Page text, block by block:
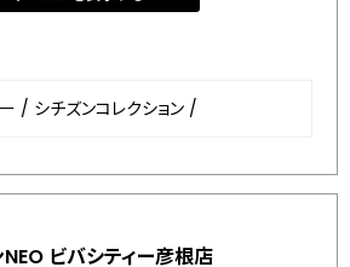
/ シチズンコレクション /
ビバシティー彦根店